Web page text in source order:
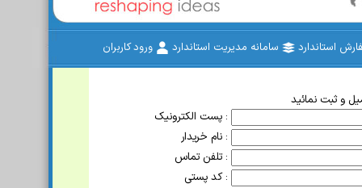
استاندارد سامانه مدیریت استاندارد ورود کاربران
و ثبت نمائید
پست الکترونیک :
نام خریدار :
تلفن تماس :
کد پستی :